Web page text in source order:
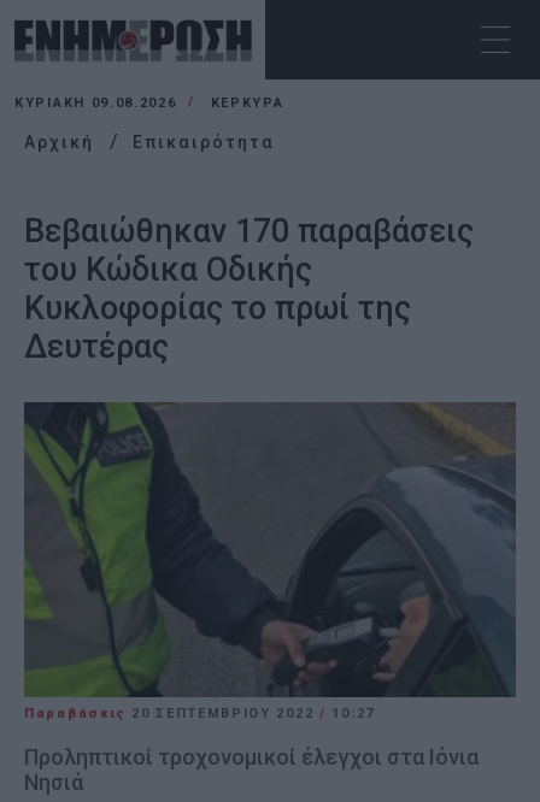
ΚΥΡΙΑΚΉ 09.08.2026 ΚΕΡΚΥΡΑ
Αρχική Επικαιρότητα
Βεβαιώθηκαν 170 παραβάσεις
του Κώδικα Οδικής
Κυκλοφορίας το πρωί της
Δευτέρας
Παραβάσεις 20 ΣΕΠΤΕΜΒΡΊΟΥ 2022 / 10:27
Προληπτικοί τροχονομικοί έλεγχοι στα Ιόνια
Νησιά